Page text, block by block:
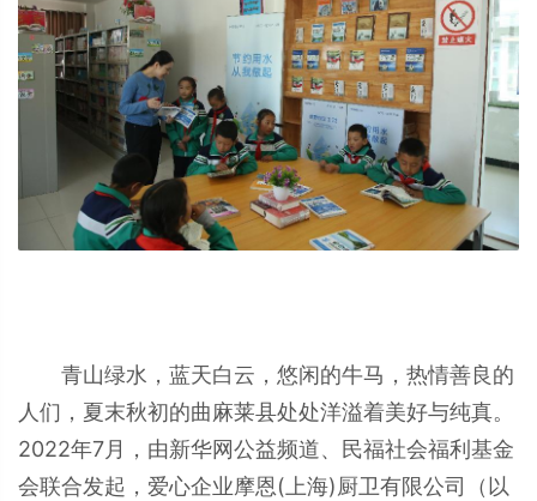
青山绿水，蓝天白云，悠闲的牛马，热情善良的
人们，夏末秋初的曲麻莱县处处洋溢着美好与纯真。
2022年7月，由新华网公益频道、民福社会福利基金
会联合发起，爱心企业摩恩(上海)厨卫有限公司（以